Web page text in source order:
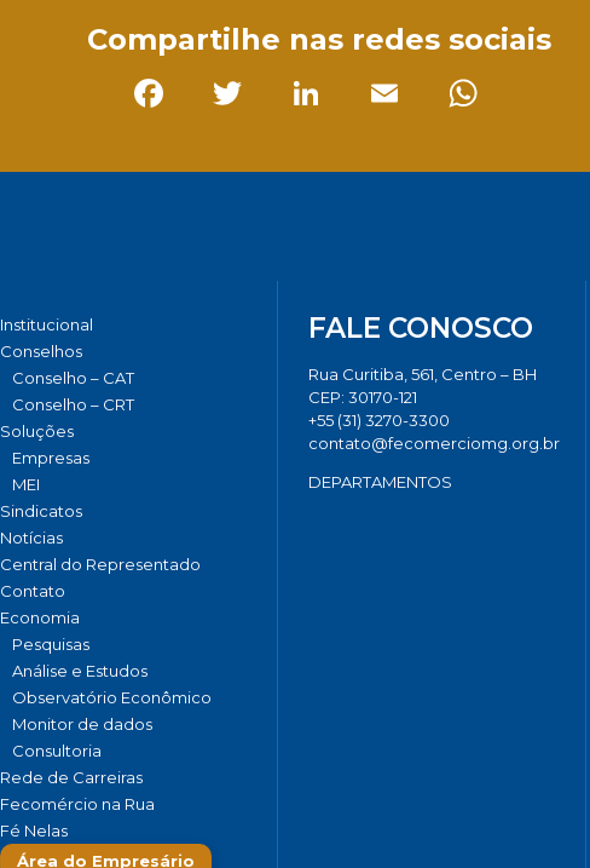
Compartilhe nas redes sociais
Institucional
Conselhos
Conselho – CAT
Conselho – CRT
Soluções
Empresas
MEI
Sindicatos
Notícias
Central do Representado
Contato
Economia
Pesquisas
Análise e Estudos
Observatório Econômico
Monitor de dados
Consultoria
Rede de Carreiras
Fecomércio na Rua
Fé Nelas
Área do Empresário
FALE CONOSCO
Rua Curitiba, 561, Centro – BH
CEP: 30170-121
+55 (31) 3270-3300
contato@fecomerciomg.org.br
DEPARTAMENTOS